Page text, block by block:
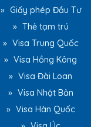
» Giấy phép Đầu Tư
» Thẻ tạm trú
» Visa Trung Quốc
» Visa Hồng Kông
» Visa Đài Loan
» Visa Nhật Bản
» Visa Hàn Quốc